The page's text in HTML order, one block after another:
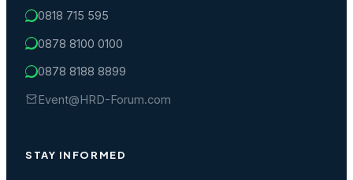
0818 715 595
0878 8100 0100
0878 8188 8899
Event@HRD-Forum.com
STAY INFORMED